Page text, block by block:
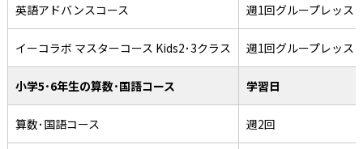
英語アドバンスコース 週1回グループレッス
イーコラボ マスターコース Kids2･3クラス 週1回グループレッス
小学5･6年生の算数･国語コース 学習日
算数･国語コース 週2回